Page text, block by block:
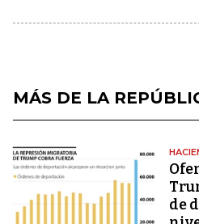
MÁS DE LA
de